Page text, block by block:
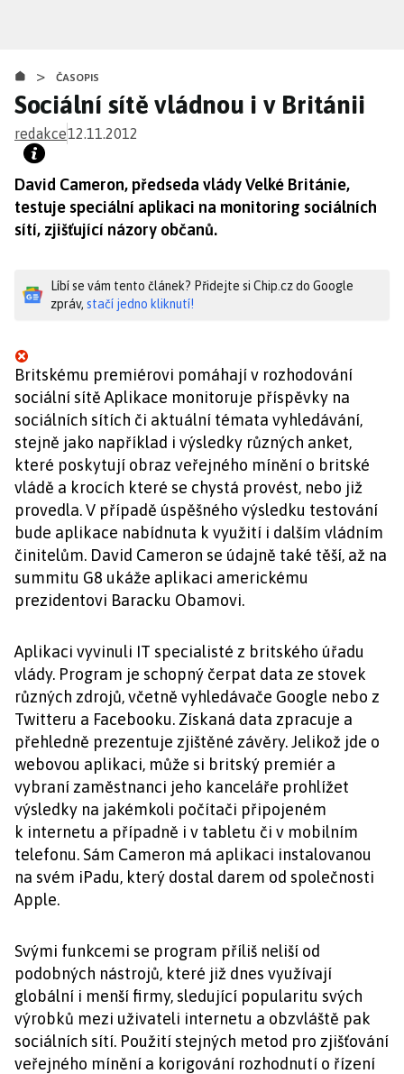
obsahu
> ČASOPIS
Sociální sítě vládnou i v Británii
redakce12.11.2012
David Cameron, předseda vlády Velké Británie,
testuje speciální aplikaci na monitoring sociálních
sítí, zjišťující názory občanů.
Líbí se vám tento článek? Přidejte si Chip.cz do Google
zpráv, stačí jedno kliknutí!
Britskému premiérovi pomáhají v rozhodování
sociální sítě Aplikace monitoruje příspěvky na
sociálních sítích či aktuální témata vyhledávání,
stejně jako například i výsledky různých anket,
které poskytují obraz veřejného mínění o britské
vládě a krocích které se chystá provést, nebo již
provedla. V případě úspěšného výsledku testování
bude aplikace nabídnuta k využití i dalším vládním
činitelům. David Cameron se údajně také těší, až na
summitu G8 ukáže aplikaci americkému
prezidentovi Baracku Obamovi.
Aplikaci vyvinuli IT specialisté z britského úřadu
vlády. Program je schopný čerpat data ze stovek
různých zdrojů, včetně vyhledávače Google nebo z
Twitteru a Facebooku. Získaná data zpracuje a
přehledně prezentuje zjištěné závěry. Jelikož jde o
webovou aplikaci, může si britský premiér a
vybraní zaměstnanci jeho kanceláře prohlížet
výsledky na jakémkoli počítači připojeném
k internetu a případně i v tabletu či v mobilním
telefonu. Sám Cameron má aplikaci instalovanou
na svém iPadu, který dostal darem od společnosti
Apple.
Svými funkcemi se program příliš neliší od
podobných nástrojů, které již dnes využívají
globální i menší firmy, sledující popularitu svých
výrobků mezi uživateli internetu a obzvláště pak
sociálních sítí. Použití stejných metod pro zjišťování
veřejného mínění a korigování rozhodnutí o řízení